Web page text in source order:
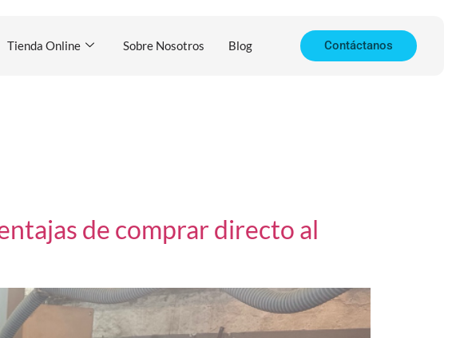
Tienda Online Sobre Nosotros Blog Contáctanos
de comprar directo al